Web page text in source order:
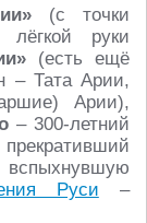
(с точки
руки
(есть ещё
– Тата Арии,
Арии),
– 300-летний
вспыхнувшую
Руси –